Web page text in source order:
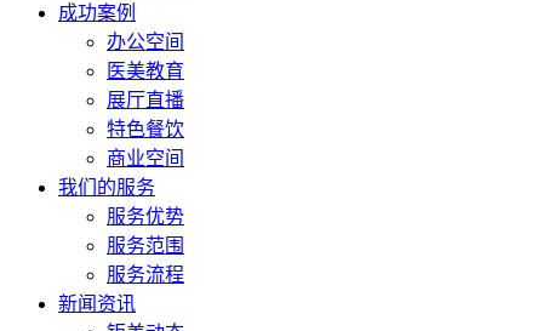
成功案例
办公空间
医美教育
展厅直播
特色餐饮
商业空间
我们的服务
服务优势
服务范围
服务流程
新闻资讯